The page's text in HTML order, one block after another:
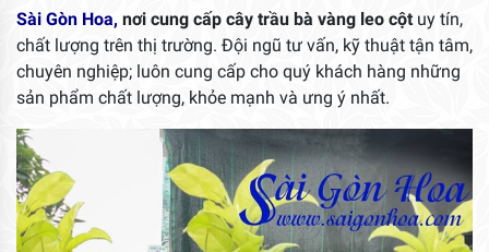
Sài Gòn Hoa, nơi cung cấp cây trầu bà vàng leo cộtuy tín,
chất lượng trên thị trường. Đội ngũ tư vấn, kỹ thuật tận tâm,
chuyên nghiệp; luôn cung cấp cho quý khách hàng những
sản phẩm chất lượng, khỏe mạnh và ưng ý nhất.